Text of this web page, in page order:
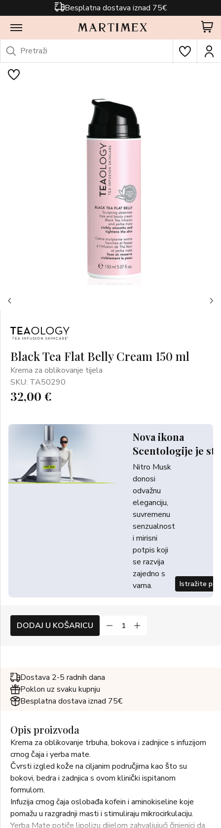
Besplatna dostava iznad 75€
Black Tea Flat Belly Cream 150 ml
Krema za oblikovanje tijela
SKU: TA50290
32,00 €
Nova ikona
Scentologije je
Nitro Musk
donosi
odvažnu
eleganciju,
suvremenu
senzualnost
i mirisni
potpis koji
se razvija
zajedno s
vama.
Istražite
DODAJ U KOŠARICU
Dostava 2-5 radnih dana
Poklon uz svaku kupnju
Besplatna dostava iznad 75€
Opis proizvoda
Krema za oblikovanje trbuha, bokova i zadnjice s infuzijom
crnog čaja i yerba mate.
Čvrsti izgled kože na ciljanim područjima kao što su
bokovi, bedra i zadnjica s ovom klinički ispitanom
formulom.
Infuzija crnog čaja oslobađa kofein i aminokiseline koje
pomažu u razgradnji masti i stimuliraju mikrocirkulaciju.
Yerba Mate potiče lipolizu dijelom zahvaljujući činjenici da